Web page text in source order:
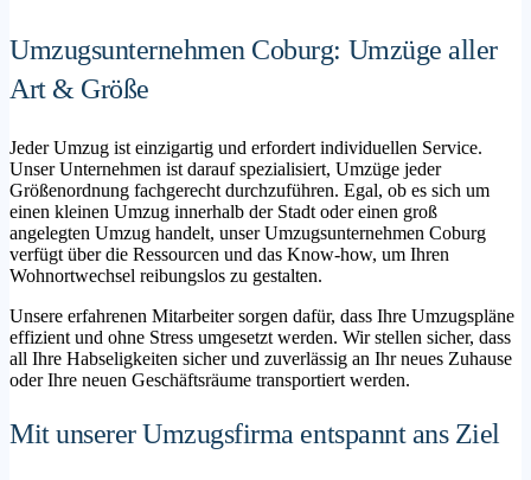
Umzugsunternehmen Coburg: Umzüge aller
Art & Größe
Jeder Umzug ist einzigartig und erfordert individuellen Service.
Unser Unternehmen ist darauf spezialisiert, Umzüge jeder
Größenordnung fachgerecht durchzuführen. Egal, ob es sich um
einen kleinen Umzug innerhalb der Stadt oder einen groß
angelegten Umzug handelt, unser Umzugsunternehmen Coburg
verfügt über die Ressourcen und das Know-how, um Ihren
Wohnortwechsel reibungslos zu gestalten.
Unsere erfahrenen Mitarbeiter sorgen dafür, dass Ihre Umzugspläne
effizient und ohne Stress umgesetzt werden. Wir stellen sicher, dass
all Ihre Habseligkeiten sicher und zuverlässig an Ihr neues Zuhause
oder Ihre neuen Geschäftsräume transportiert werden.
Mit unserer Umzugsfirma entspannt ans Ziel